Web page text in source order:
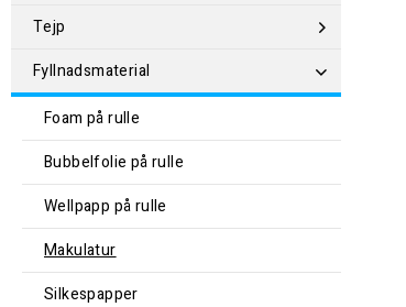
Tejp
Fyllnadsmaterial
Foam på rulle
Bubbelfolie på rulle
Wellpapp på rulle
Makulatur
Silkespapper